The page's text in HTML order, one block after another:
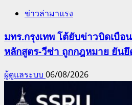
ข่าวล่ามาแรง
มทร.กรุงเทพ โต้ยับข่าวบิดเบือ
หลักสูตร-วีซ่า ถูกกฎหมาย ยัน
ผู้ดูแลระบบ 06/08/2026